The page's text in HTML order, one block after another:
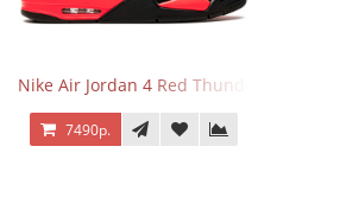
Nike Air Jordan 4 Red Thunder
7490р.